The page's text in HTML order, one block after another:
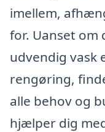
imellem,
for. Uanset om
udvendig vask
rengøring,
alle behov og
hjælper dig